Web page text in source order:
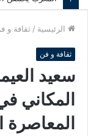
الرئيسية / ثقافة و
ثقافة و فن
سعيد
المكاني
المعاصرة